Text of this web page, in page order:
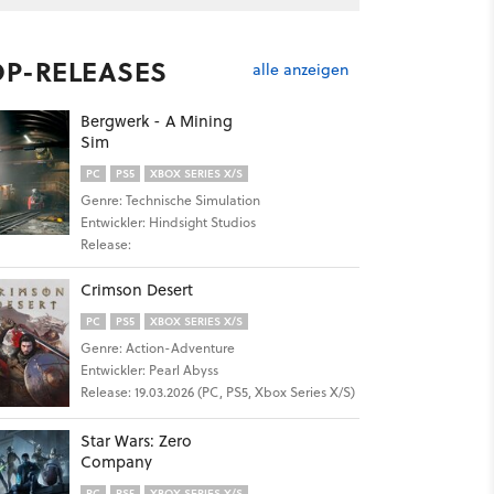
RELEASES alle anzeigen
Bergwerk - A Mining
Sim
PC PS5 XBOX SERIES X/S
Genre: Technische Simulation
Entwickler: Hindsight Studios
Release:
Crimson Desert
PC PS5 XBOX SERIES X/S
Genre: Action-Adventure
Entwickler: Pearl Abyss
Release: 19.03.2026 (PC, PS5, Xbox Series X/S)
Star Wars: Zero
Company